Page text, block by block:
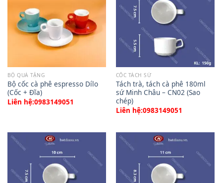
BỘ QUÀ TẶNG
Bộ cốc cà phê espresso Dílo
(Cốc + Đĩa)
Liên hệ:0983149051
CỐC TÁCH SỨ
Tách trà, tách cà phê 180ml
sứ Minh Châu – CN02 (Sao
chép)
Liên hệ:0983149051